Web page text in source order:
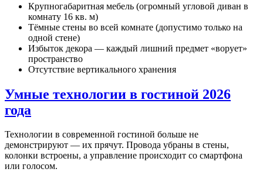
Крупногабаритная мебель (огромный угловой диван в
комнату 16 кв. м)
Тёмные стены во всей комнате (допустимо только на
одной стене)
Избыток декора — каждый лишний предмет «ворует»
пространство
Отсутствие вертикального хранения
Умные технологии в гостиной 2026
года
Технологии в современной гостиной больше не
демонстрируют — их прячут. Провода убраны в стены,
колонки встроены, а управление происходит со смартфона
или голосом.